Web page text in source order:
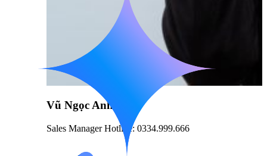
Vũ Ngọc Anh
Sales Manager Hotline: 0334.999.666